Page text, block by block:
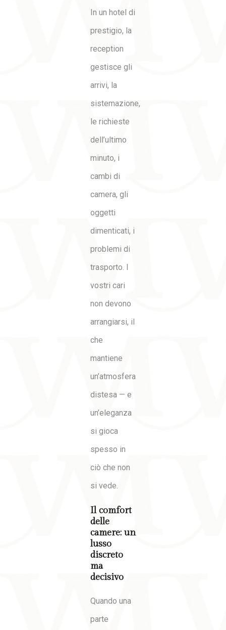
In un hotel di
prestigio, la
reception
gestisce gli
arrivi, la
sistemazione,
le richieste
dell’ultimo
minuto, i
cambi di
camera, gli
oggetti
dimenticati, i
problemi di
trasporto. I
vostri cari
non devono
arrangiarsi, il
che
mantiene
un’atmosfera
distesa — e
un’eleganza
si gioca
spesso in
ciò che non
si vede.
Il comfort
delle
camere: un
lusso
discreto
ma
decisivo
Quando una
parte